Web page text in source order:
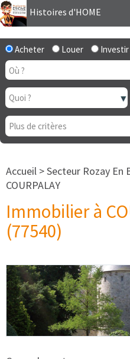
Histoires d'HOME
Acheter Louer Investir
Accueil >Secteur Rozay En
COURPALAY
Immobilier à
(77540)